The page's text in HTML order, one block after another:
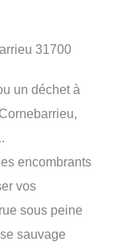
31700
un déchet à
encombrants
vos
sous peine
sauvage